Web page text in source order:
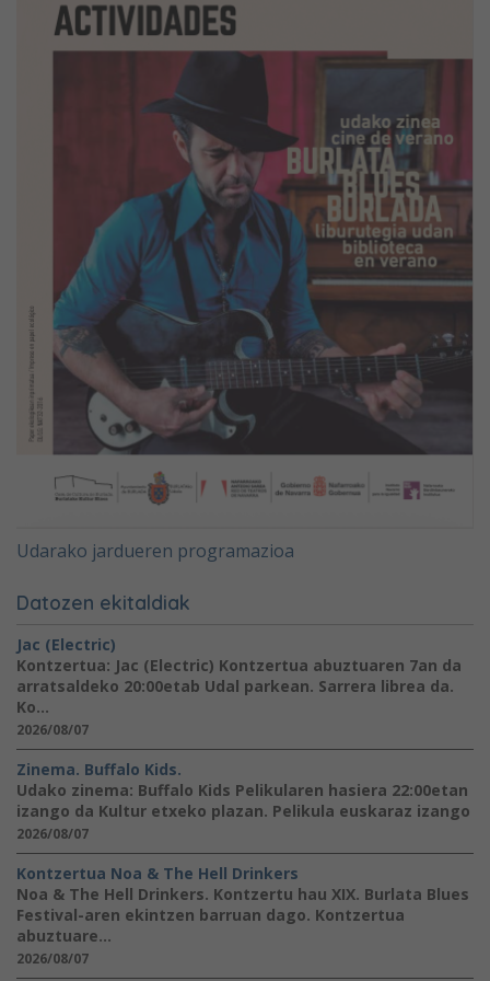
Udarako jardueren programazioa
Datozen ekitaldiak
Jac (Electric)
Kontzertua: Jac (Electric) Kontzertua abuztuaren 7an da
arratsaldeko 20:00etab Udal parkean. Sarrera librea da.
Ko...
2026/08/07
Zinema. Buffalo Kids.
Udako zinema: Buffalo Kids Pelikularen hasiera 22:00etan
izango da Kultur etxeko plazan. Pelikula euskaraz izango
2026/08/07
Kontzertua Noa & The Hell Drinkers
Noa & The Hell Drinkers. Kontzertu hau XIX. Burlata Blues
Festival-aren ekintzen barruan dago. Kontzertua
abuztuare...
2026/08/07